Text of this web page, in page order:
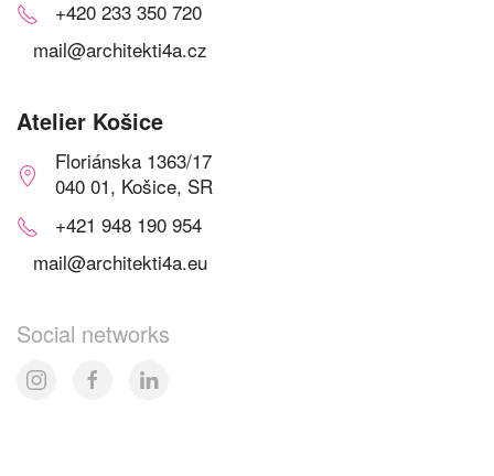
+420 233 350 720
mail@architekti4a.cz
Atelier Košice
Floriánska 1363/17
040 01, Košice, SR
+421 948 190 954
mail@architekti4a.eu
Social networks